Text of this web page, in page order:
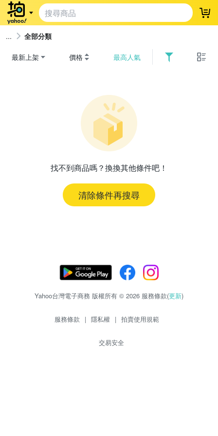
登
全部分類
最新上架 價格 最高人氣
找不到商品嗎？換換其他條件吧！
清除條件再搜尋
Yahoo台灣電子商務 版權所有 © 2026 服務條款(更新)
服務條款 | 隱私權 | 拍賣使用規範
交易安全